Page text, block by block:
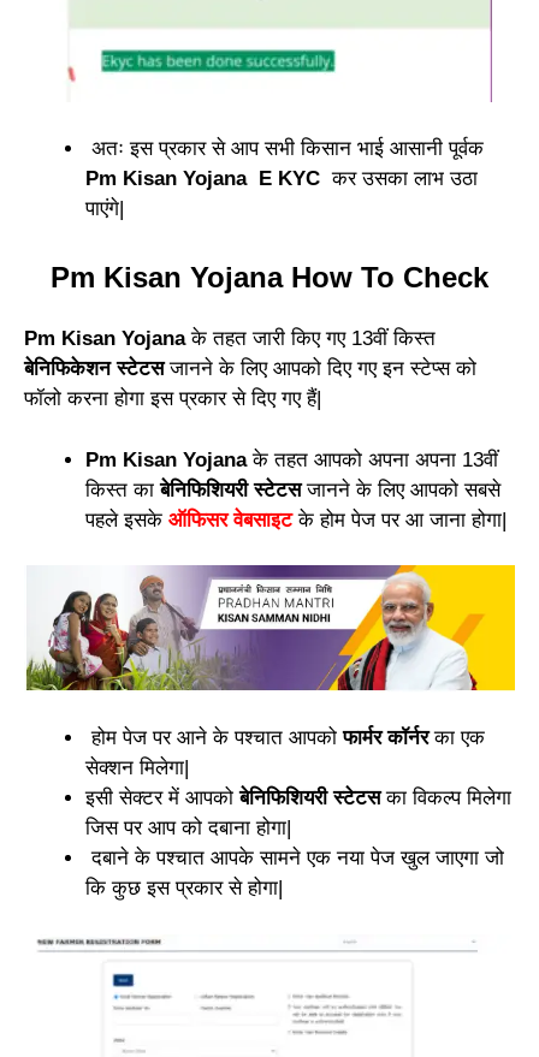
अतः इस प्रकार से आप सभी किसान भाई आसानी पूर्वक
Pm Kisan Yojana E KYC कर उसका लाभ उठा
पाएंगे|
Pm Kisan Yojana How To Check
Pm Kisan Yojanaके तहत जारी किए गए 13वीं किस्त
बेनिफिकेशन स्टेटसजानने के लिए आपको दिए गए इन स्टेप्स को
फॉलो करना होगा इस प्रकार से दिए गए हैं|
Pm Kisan Yojanaके तहत आपको अपना अपना 13वीं
किस्त काबेनिफिशियरी स्टेटसजानने के लिए आपको सबसे
पहले इसके ऑफिसर वेबसाइटके होम पेज पर आ जाना होगा|
होम पेज पर आने के पश्चात आपको फार्मर कॉर्नरका एक
सेक्शन मिलेगा|
इसी सेक्टर में आपको बेनिफिशियरी स्टेटसका विकल्प मिलेगा
जिस पर आप को दबाना होगा|
दबाने के पश्चात आपके सामने एक नया पेज खुल जाएगा जो
कि कुछ इस प्रकार से होगा|